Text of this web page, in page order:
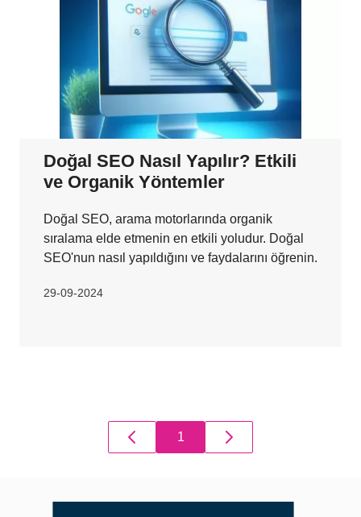
Doğal SEO Nasıl Yapılır? Etkili
ve Organik Yöntemler
Doğal SEO, arama motorlarında organik
sıralama elde etmenin en etkili yoludur. Doğal
SEO'nun nasıl yapıldığını ve faydalarını öğrenin.
29-09-2024
1